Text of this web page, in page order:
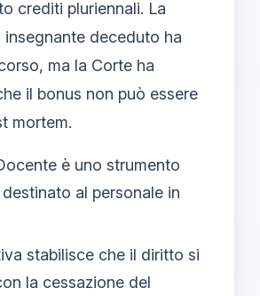
crediti pluriennali. La
deceduto ha
ma la Corte ha
il bonus non può essere
mortem.
è uno strumento
al personale in
stabilisce che il diritto si
la cessazione del